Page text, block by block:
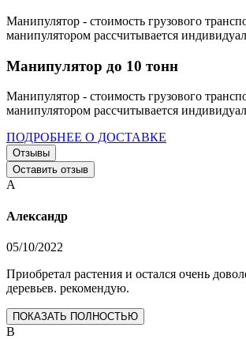
Манипулятор - стоимость грузового
манипулятором рассчитывается
Манипулятор до 10 тонн
Манипулятор - стоимость грузового
манипулятором рассчитывается
ПОДРОБНЕЕ О ДОСТАВКЕ
Отзывы
Оставить отзыв
А
Александр
05/10/2022
Приобретал растения и остался очень
деревьев. рекомендую.
ПОКАЗАТЬ ПОЛНОСТЬЮ
В